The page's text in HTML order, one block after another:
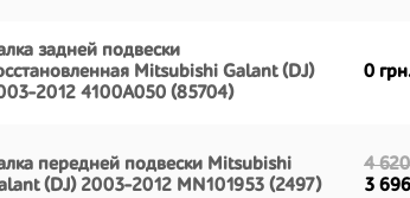
задней подвески
Mitsubishi Galant (DJ)
2012 4100A050 (85704)
0
передней подвески Mitsubishi
(DJ) 2003-2012 MN101953 (2497)
4
3